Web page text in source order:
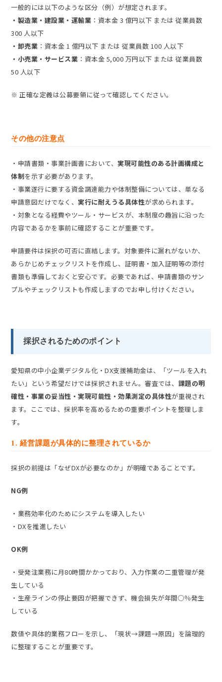
一般的には以下のような区分（例）が想定されます。
・製造業・建設業・運輸業 ：資本金 3 億円以下 または 従業員数
300 人以下
・卸売業 ：資本金 1 億円以下 または 従業員数 100 人以下
・小売業・サービス業 ：資本金 5,000 万円以下 または 従業員数
50 人以下
※ 正確な定義は公募要領に従って確認してください。
その他の注意点
・申請書類・事業計画書において、実現可能性のある計画構成と
体制を示す必要があります。
・事業遂行に要する資金調達能力や体制整備については、単なる
申請意図だけでなく、実行に耐えうる具体性が求められます。
・対象となる経費やツール・サービスが、本制度の趣旨に沿った
内容であるかを事前に確認することが重要です。
申請要件は採択の可否に直結します。対象要件に漏れがないか、
あらかじめチェックリストを作成し、証明書・加入証明等の添付
書類も準備しておくと安心です。必要であれば、申請書類のサン
プルやチェックリストも作成しますのでお申し付けください。
採択されるためのポイント
愛知県の中小企業デジタル化・DX支援補助金は、「ツールを入れ
たい」という希望だけでは採択されません。審査では、 課題の明
確性・事業の妥当性・実現可能性・効果測定の具体性が重視され
ます。ここでは、採択率を高めるための重要ポイントを整理しま
す。
1. 経営課題が具体的に整理されているか
採択の前提は「なぜDXが必要なのか」が明確であることです。
NG例
・業務効率化のためにシステムを導入したい
・DXを推進したい
OK例
・受発注業務に月80時間かかっており、入力作業の二重管理が発
生している
・生産ラインの停止要因が把握できず、機会損失が年間○％発生
している
数値や具体的業務フローを示し、「現状→課題→原因」を論理的
に整理することが重要です。